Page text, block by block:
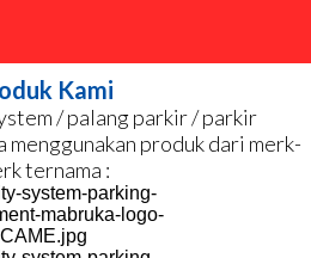
Kami
/ palang parkir / parkir
menggunakan produk dari merk-
ternama :